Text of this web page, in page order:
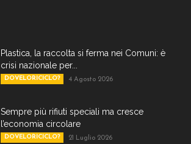
Plastica, la raccolta si ferma nei Comuni: è
crisi nazionale per...
DOVELORICICLO? 4 Agosto 2026
Sempre più rifiuti speciali ma cresce
l’economia circolare
DOVELORICICLO? 21 Luglio 2026